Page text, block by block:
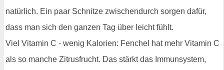
natürlich. Ein paar Schnitze zwischendurch sorgen dafür,
dass man sich den ganzen Tag über leicht fühlt.
Viel Vitamin C - wenig Kalorien: Fenchel hat mehr Vitamin C
als so manche Zitrusfrucht. Das stärkt das Immunsystem,